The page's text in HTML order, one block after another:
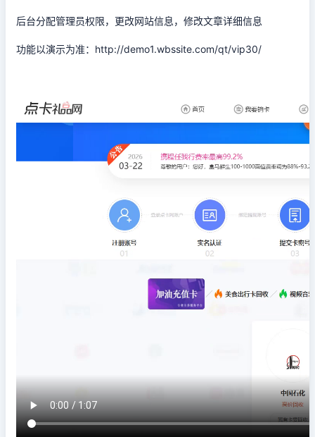
后台分配管理员权限，更改网站信息，修改文章详细信息
功能以演示为准：http://demo1.wbssite.com/qt/vip30/